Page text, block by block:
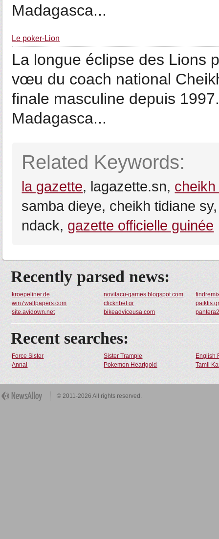
Madagasca...
Le poker-Lion
La longue éclipse des Lions
vœu du coach national
finale masculine depuis
Madagasca...
Related Keywords:
la gazette, lagazette.sn, cheikh
samba dieye, cheikh tidiane
ndack, gazette officielle guinée
Recently parsed news:
kroepeliner.de novitacu-games.blogspot.com
win7wallpapers.com
clicknbet.gr
site.avidown.net
bikeadviceusa.com
Recent searches:
Force Sister Sister Trample
English
Annal
Pokemon Heartgold Tamil
© 2011-2026 All rights reserved.